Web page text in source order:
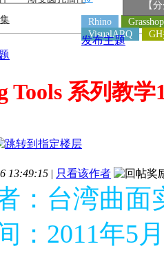
【
Rhino
VisualARQ
发布主题
Tools 系列教
13:49:15 | 只看该作者
：台湾曲面
：2011年5